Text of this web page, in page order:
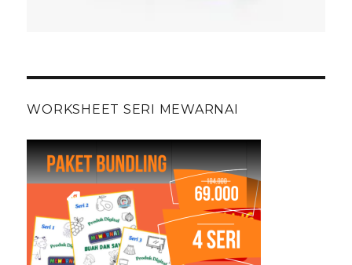
WORKSHEET SERI MEWARNAI